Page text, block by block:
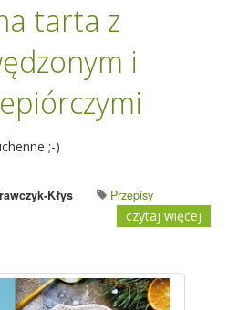
tarta z
i
;-)
Kłys
Przepisy
czytaj więcej